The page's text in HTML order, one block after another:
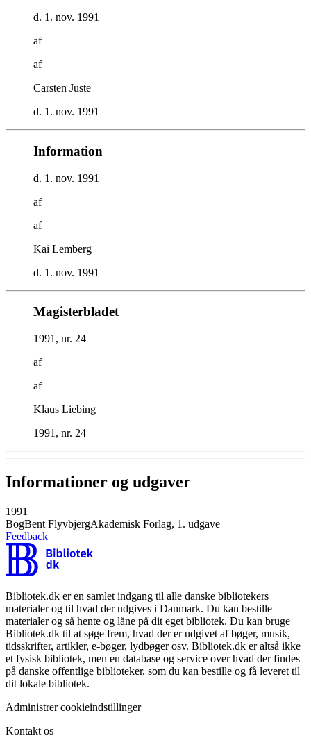
d. 1. nov. 1991
af
af
Carsten Juste
d. 1. nov. 1991
Information
d. 1. nov. 1991
af
af
Kai Lemberg
d. 1. nov. 1991
Magisterbladet
1991, nr. 24
af
af
Klaus Liebing
1991, nr. 24
Informationer og udgaver
1991
BogBent FlyvbjergAkademisk Forlag, 1. udgave
Feedback
Bibliotek.dk er en samlet indgang til alle danske bibliotekers
materialer og til hvad der udgives i Danmark. Du kan bestille
materialer og så hente og låne på dit eget bibliotek. Du kan bruge
Bibliotek.dk til at søge frem, hvad der er udgivet af bøger, musik,
tidsskrifter, artikler, e-bøger, lydbøger osv. Bibliotek.dk er altså ikke
et fysisk bibliotek, men en database og service over hvad der findes
på danske offentlige biblioteker, som du kan bestille og få leveret til
dit lokale bibliotek.
Administrer cookieindstillinger
Kontakt os